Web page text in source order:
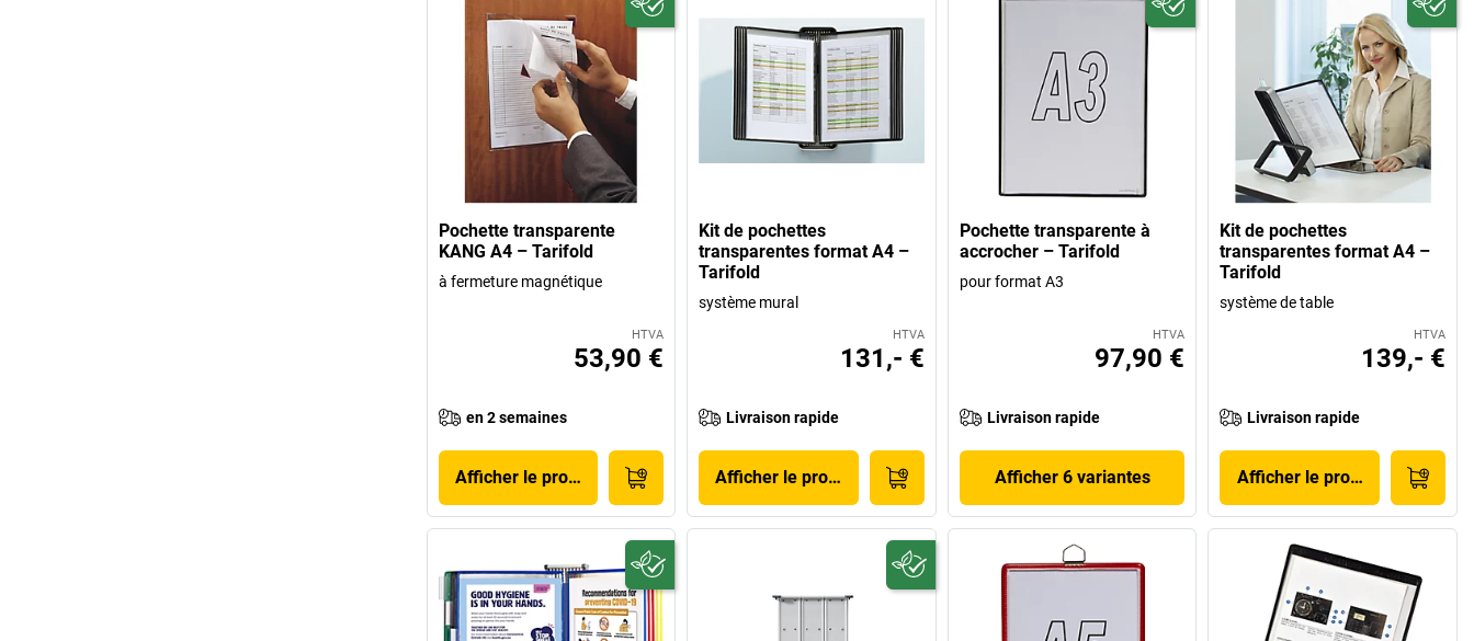
Pochette transparente
KANG A4 – Tarifold
à fermeture magnétique
HTVA
53,90 €
en 2 semaines
Afficher le produit
Kit de pochettes
transparentes format A4 –
Tarifold
système mural
HTVA
131,- €
Livraison rapide
Afficher le produit
Pochette transparente à
accrocher – Tarifold
pour format A3
HTVA
97,90 €
Livraison rapide
Afficher 6 variantes
Kit de pochettes
transparentes format A4 –
Tarifold
système de table
HTVA
139,- €
Livraison rapide
Afficher le produit